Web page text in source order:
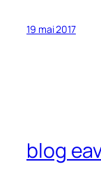
19 mai 2017
blog